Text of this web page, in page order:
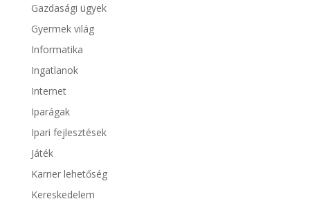
Gazdasági ügyek
Gyermek világ
Informatika
Ingatlanok
Internet
Iparágak
Ipari fejlesztések
Játék
Karrier lehetőség
Kereskedelem